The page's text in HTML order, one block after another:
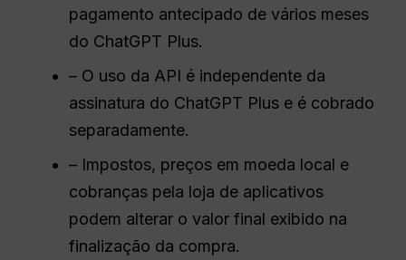
pagamento antecipado de vários meses
do ChatGPT Plus.
– O uso da API é independente da
assinatura do ChatGPT Plus e é cobrado
separadamente.
– Impostos, preços em moeda local e
cobranças pela loja de aplicativos
podem alterar o valor final exibido na
finalização da compra.